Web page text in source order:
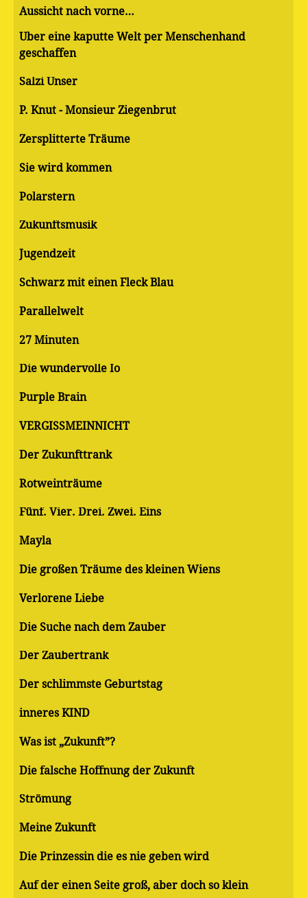
Aussicht nach vorne…
Über eine kaputte Welt per Menschenhand
geschaffen
Salzi Unser
P. Knut - Monsieur Ziegenbrut
Zersplitterte Träume
Sie wird kommen
Polarstern
Zukunftsmusik
Jugendzeit
Schwarz mit einen Fleck Blau
Parallelwelt
27 Minuten
Die wundervolle Io
Purple Brain
VERGISSMEINNICHT
Der Zukunfttrank
Rotweinträume
Fünf. Vier. Drei. Zwei. Eins
Mayla
Die großen Träume des kleinen Wiens
Verlorene Liebe
Die Suche nach dem Zauber
Der Zaubertrank
Der schlimmste Geburtstag
inneres KIND
Was ist „Zukunft”?
Die falsche Hoffnung der Zukunft
Strömung
Meine Zukunft
Die Prinzessin die es nie geben wird
Auf der einen Seite groß, aber doch so klein